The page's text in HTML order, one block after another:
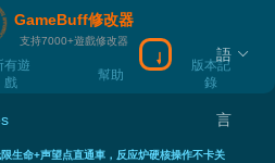
GameBuff修改器
支持7000+遊戲修改器
有遊
戲
幫助
版本記
錄
下載Gamebuff
語
言
生命+声望点直通車，反应炉硬核操作不卡关